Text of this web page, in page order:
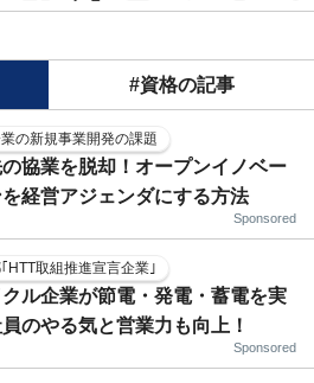
#資格の記事
の新規事業開発の課題
協業を脱却！オープンイノベー
経営アジェンダにする方法
Sponsored
HTT取組推進宣言企業｣
クル企業が節電・発電・蓄電を実
のやる気と営業力も向上！
Sponsored